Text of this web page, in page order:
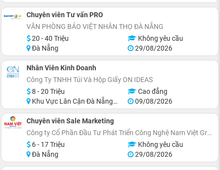
Chuyên viên Tư vấn PRO
VĂN PHÒNG BẢO VIỆT NHÂN THỌ ĐÀ NẴNG
20 - 40 Triệu
Không yêu cầu
Đà Nẵng
29/08/2026
Nhân Viên Kinh Doanh
Công Ty TNHH Túi Và Hộp Giấy ON IDEAS
8 - 20 Triệu
Cao đẳng
Khu Vực Lân Cận Đà Nẵng, Thanh Khê
09/08/2026
Chuyên viên Sale Marketing
Công ty Cổ Phần Đầu Tư Phát Triển Công Nghệ Nam Việt Group
6 - 17 Triệu
Không yêu cầu
Đà Nẵng
29/08/2026